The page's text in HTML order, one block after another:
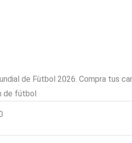
de Fùtbol 2026. Compra tus
de fútbol